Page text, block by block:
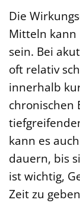
Die
Mitteln
sein. Bei
oft relativ
innerhalb
chronischen
kann es
dauern, bis
ist wichtig,
Zeit zu